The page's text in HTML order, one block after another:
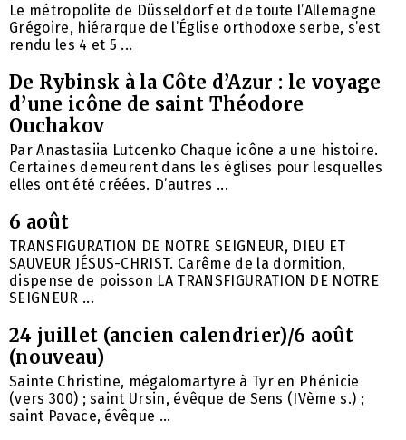
Le métropolite de Düsseldorf et de toute l’Allemagne
Grégoire, hiérarque de l’Église orthodoxe serbe, s’est
rendu les 4 et 5 ...
De Rybinsk à la Côte d’Azur : le voyage
d’une icône de saint Théodore
Ouchakov
Par Anastasiia Lutcenko Chaque icône a une histoire.
Certaines demeurent dans les églises pour lesquelles
elles ont été créées. D’autres ...
6 août
TRANSFIGURATION DE NOTRE SEIGNEUR, DIEU ET
SAUVEUR JÉSUS-CHRIST. Carême de la dormition,
dispense de poisson LA TRANSFIGURATION DE NOTRE
SEIGNEUR ...
24 juillet (ancien calendrier)/6 août
(nouveau)
Sainte Christine, mégalomartyre à Tyr en Phénicie
(vers 300) ; saint Ursin, évêque de Sens (IVème s.) ;
saint Pavace, évêque ...